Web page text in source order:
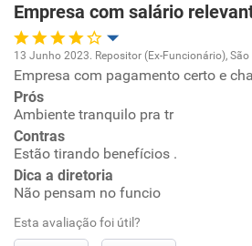
Recomenda esta empresa
Recomenda a diretoria
Empresa com salário
Oportunidade de promoção
Ambiente de trabalho
Conciliação com a vida familiar
13 Junho 2023. Repositor (Ex-Funcionário),
Empresa com pagamento certo e
Prós
Ambiente tranquilo pra tr
Contras
Estão tirando benefícios .
Dica a diretoria
Não pensam no funcio
Esta avaliação foi útil?